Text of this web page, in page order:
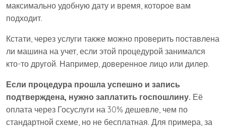
максимально удобную дату и время, которое вам
подходит.
Кстати, через услуги также можно проверить поставлена
ли машина на учет, если этой процедурой занимался
кто-то другой. Например, доверенное лицо или дилер.
Если процедура прошла успешно и запись
подтверждена, нужно заплатить госпошлину. Её
оплата через Госуслуги на 30% дешевле, чем по
стандартной схеме, но не бесплатная. Для примера, за